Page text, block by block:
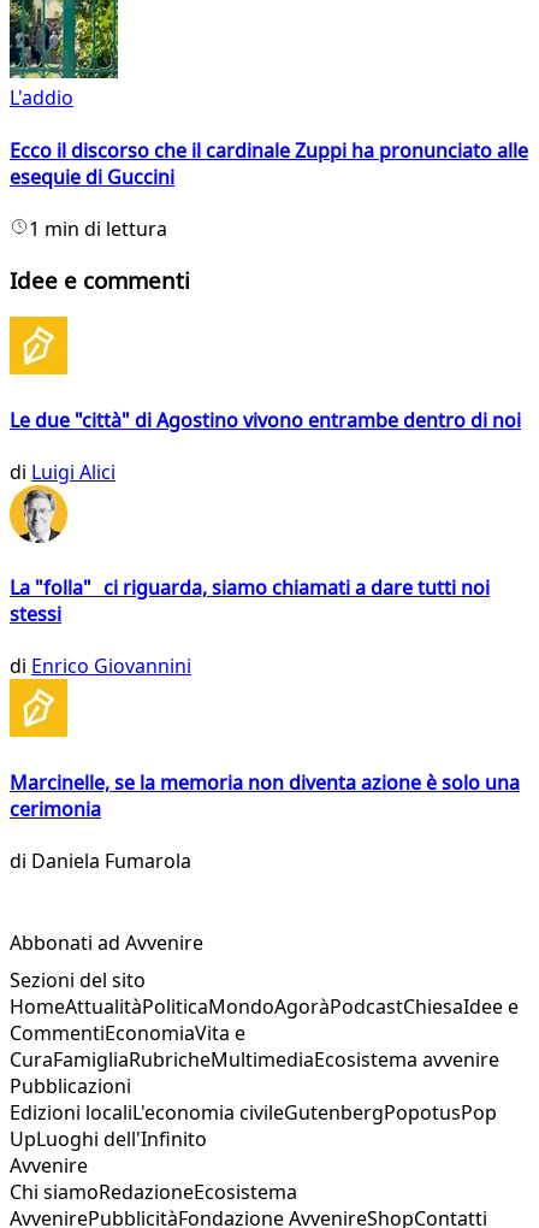
L'addio
Ecco il discorso che il cardinale Zuppi ha pronunciato alle
esequie di Guccini
1 min di lettura
Idee e commenti
Le due "città" di Agostino vivono entrambe dentro di noi
di Luigi Alici
La "folla" ci riguarda, siamo chiamati a dare tutti noi
stessi
di Enrico Giovannini
Marcinelle, se la memoria non diventa azione è solo una
cerimonia
di Daniela Fumarola
Abbonati ad Avvenire
Sezioni del sito
HomeAttualitàPoliticaMondoAgoràPodcastChiesaIdee e
CommentiEconomiaVita e
CuraFamigliaRubricheMultimediaEcosistema avvenire
Pubblicazioni
Edizioni localiL'economia civileGutenbergPopotusPop
UpLuoghi dell'Infinito
Avvenire
Chi siamoRedazioneEcosistema
AvvenirePubblicitàFondazione AvvenireShopContatti